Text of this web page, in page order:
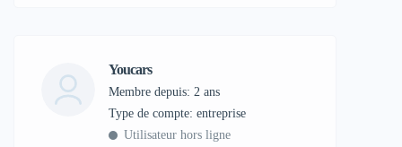
Youcars
Membre depuis: 2 ans
type de compte: entreprise
Utilisateur hors ligne